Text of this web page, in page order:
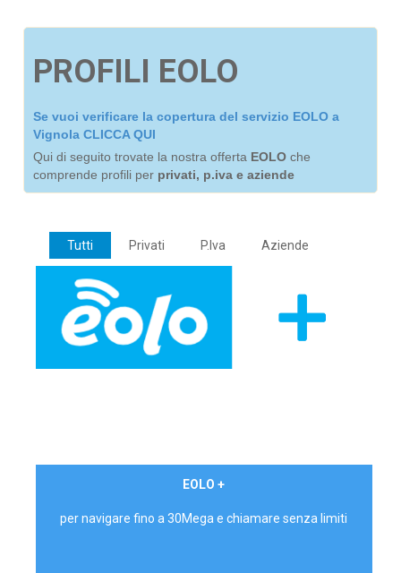
PROFILI EOLO
Se vuoi verificare la copertura del servizio EOLO a
Vignola CLICCA QUI
Qui di seguito trovate la nostra offerta EOLO che
comprende profili per privati, p.iva e aziende
Tutti Privati P.Iva Aziende
EOLO +
per navigare fino a 30Mega e chiamare senza limiti